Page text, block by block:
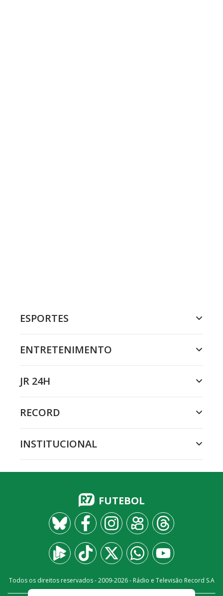
ESPORTES
ENTRETENIMENTO
JR 24H
RECORD
INSTITUCIONAL
FUTEBOL
Todos os direitos reservados - 2009-2026- Rádio e Televisão Record S.A